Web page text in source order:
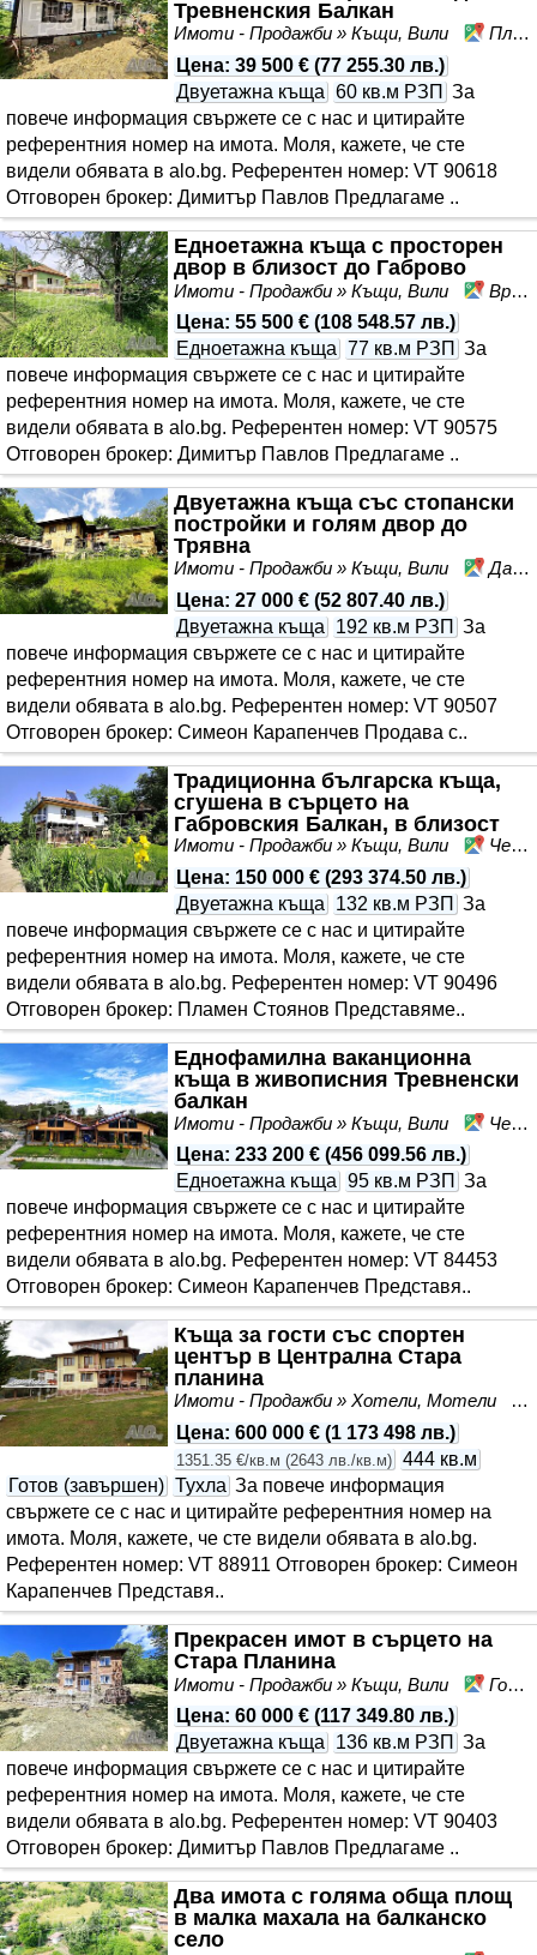
Тревненския Балкан
Имоти - Продажби » Къщи, Вили
Плачковци, област Габрово
Цена: 39 500 € (77 255.30 лв.)
Двуетажна къща 60 кв.м РЗП За
повече информация свържете се с нас и цитирайте
референтния номер на имота. Моля, кажете, че сте
видeли обявата в alo.bg. Референтен номер: VT 90618
Отговорен брокер: Димитър Павлов Предлагаме ..
Eдноетажна къща с просторен
двор в близост до Габрово
Имоти - Продажби » Къщи, Вили
Враниловци, област Габрово
Цена: 55 500 € (108 548.57 лв.)
Едноетажна къща 77 кв.м РЗП За
повече информация свържете се с нас и цитирайте
референтния номер на имота. Моля, кажете, че сте
видeли обявата в alo.bg. Референтен номер: VT 90575
Отговорен брокер: Димитър Павлов Предлагаме ..
Двуетажна къща със стопански
постройки и голям двор до
Трявна
Имоти - Продажби » Къщи, Вили
Даевци, област Габрово
Цена: 27 000 € (52 807.40 лв.)
Двуетажна къща
192 кв.м РЗП За
повече информация свържете се с нас и цитирайте
референтния номер на имота. Моля, кажете, че сте
видeли обявата в alo.bg. Референтен номер: VT 90507
Отговорен брокер: Симеон Карапенчев Продава с..
Традиционна българска къща,
сгушена в сърцето на
Габровския Балкан, в близост
до АИР Боженци
Имоти - Продажби » Къщи, Вили
Черневци, област Габрово
Цена: 150 000 € (293 374.50 лв.)
Двуетажна къща
132 кв.м РЗП За
повече информация свържете се с нас и цитирайте
референтния номер на имота. Моля, кажете, че сте
видeли обявата в alo.bg. Референтен номер: VT 90496
Отговорен брокер: Пламен Стоянов Представяме..
Еднофамилна ваканционна
къща в живописния Тревненски
балкан
Имоти - Продажби » Къщи, Вили
Черновръх, област Габрово
Цена: 233 200 € (456 099.56 лв.)
Едноетажна къща 95 кв.м РЗП За
повече информация свържете се с нас и цитирайте
референтния номер на имота. Моля, кажете, че сте
видeли обявата в alo.bg. Референтен номер: VT 84453
Отговорен брокер: Симеон Карапенчев Представя..
Къща за гости със спортен
център в Централна Стара
планина
Имоти - Продажби » Хотели, Мотели
Цена: 600 000 € (1 173 498 лв.)
1351.35 €/кв.м (2643 лв./кв.м) 444 кв.м
Готов (завършен) Тухла За повече информация
свържете се с нас и цитирайте референтния номер на
имота. Моля, кажете, че сте видeли обявата в alo.bg.
Референтен номер: VT 88911 Отговорен брокер: Симеон
Карапенчев Представя..
Прекрасен имот в сърцето на
Стара Планина
Имоти - Продажби » Къщи, Вили
Горни Дамяновци, област Габрово
Цена: 60 000 € (117 349.80 лв.)
Двуетажна къща
136 кв.м РЗП За
повече информация свържете се с нас и цитирайте
референтния номер на имота. Моля, кажете, че сте
видeли обявата в alo.bg. Референтен номер: VT 90403
Отговорен брокер: Димитър Павлов Предлагаме ..
Два имота с голяма обща площ
в малка махала на балканско
село